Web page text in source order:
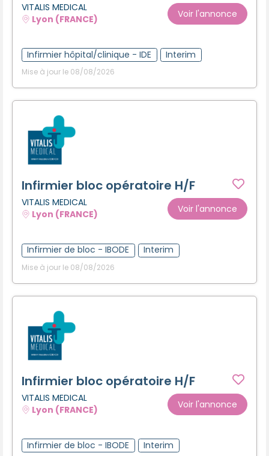
VITALIS MEDICAL
Lyon (FRANCE)
Voir l'annonce
Infirmier hôpital/clinique - IDE Interim
Mise à jour le 08/08/2026
Infirmier bloc opératoire H/F
VITALIS MEDICAL
Lyon (FRANCE)
Voir l'annonce
Infirmier de bloc - IBODE Interim
Mise à jour le 08/08/2026
Infirmier bloc opératoire H/F
VITALIS MEDICAL
Lyon (FRANCE)
Voir l'annonce
Infirmier de bloc - IBODE Interim